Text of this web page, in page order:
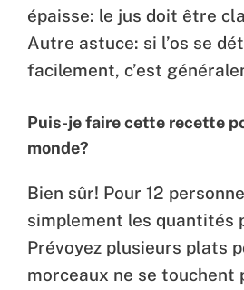
épaisse: le jus doit être
Autre astuce: si l’os se
facilement, c’est
Puis-je faire cette recette
monde?
Bien sûr! Pour 12
simplement les quantités
Prévoyez plusieurs plats
morceaux ne se touchent